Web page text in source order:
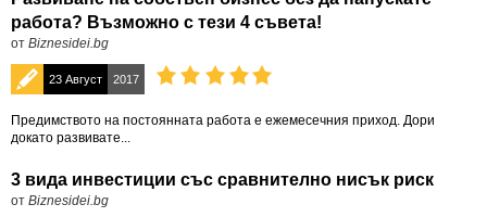
работа? Възможно с тези 4 съвета!
от Biznesidei.bg
23 Август 2017
Предимството на постоянната работа е ежемесечния приход. Дори
докато развивате...
3 вида инвестиции със сравнително нисък риск
от Biznesidei.bg